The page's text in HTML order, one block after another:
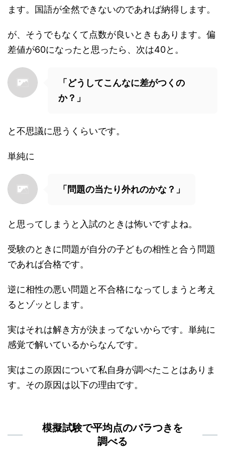
ます。国語が全然できないのであれば納得します。
が、そうでもなくて点数が良いときもあります。偏
差値が60になったと思ったら、次は40と。
「どうしてこんなに差がつくの
か？」
と不思議に思うくらいです。
単純に
「問題の当たり外れのかな？」
と思ってしまうと入試のときは怖いですよね。
受験のときに問題が自分の子どもの相性と合う問題
であれば合格です。
逆に相性の悪い問題と不合格になってしまうと考え
るとゾッとします。
実はそれは解き方が決まってないからです。単純に
感覚で解いているからなんです。
実はこの原因について私自身が調べたことはありま
す。その原因は以下の理由です。
模擬試験で平均点のバラつきを
調べる